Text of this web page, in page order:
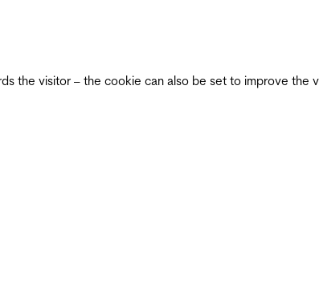
the visitor – the cookie can also be set to improve the